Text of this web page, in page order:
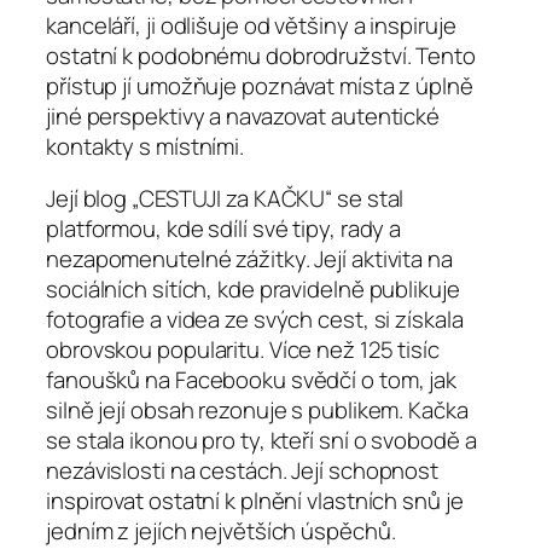
kanceláří, ji odlišuje od většiny a inspiruje
ostatní k podobnému dobrodružství. Tento
přístup jí umožňuje poznávat místa z úplně
jiné perspektivy a navazovat autentické
kontakty s místními.
Její blog „CESTUJI za KAČKU“ se stal
platformou, kde sdílí své tipy, rady a
nezapomenutelné zážitky. Její aktivita na
sociálních sítích, kde pravidelně publikuje
fotografie a videa ze svých cest, si získala
obrovskou popularitu. Více než 125 tisíc
fanoušků na Facebooku svědčí o tom, jak
silně její obsah rezonuje s publikem. Kačka
se stala ikonou pro ty, kteří sní o svobodě a
nezávislosti na cestách. Její schopnost
inspirovat ostatní k plnění vlastních snů je
jedním z jejích největších úspěchů.